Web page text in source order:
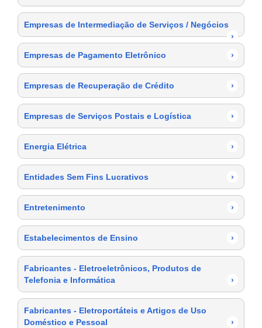
Empresas de Intermediação de Serviços / Negócios
›
Empresas de Pagamento Eletrônico
›
Empresas de Recuperação de Crédito ›
Empresas de Serviços Postais e Logística ›
Energia Elétrica ›
Entidades Sem Fins Lucrativos ›
Entretenimento ›
Estabelecimentos de Ensino ›
Fabricantes - Eletroeletrônicos, Produtos de
Telefonia e Informática
›
Fabricantes - Eletroportáteis e Artigos de Uso
Doméstico e Pessoal
›